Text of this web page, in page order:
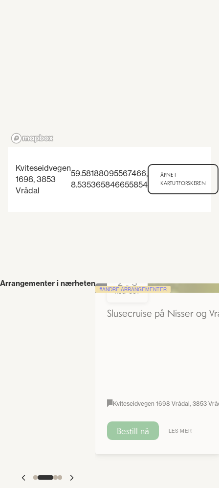
Kviteseidvegen
1698, 3853
Vrådal
59.58188095567466,
8.535365846655854
ÅPNE I
KARTUTFORSKEREN
Arrangementer i nærheten
ANDRE ARRANGEMENTER
2
AUG
- 3
OCT
Slusecruise på Nisser og
Kviteseidvegen 1698 Vrådal, 3853
Bestill nå LES MER